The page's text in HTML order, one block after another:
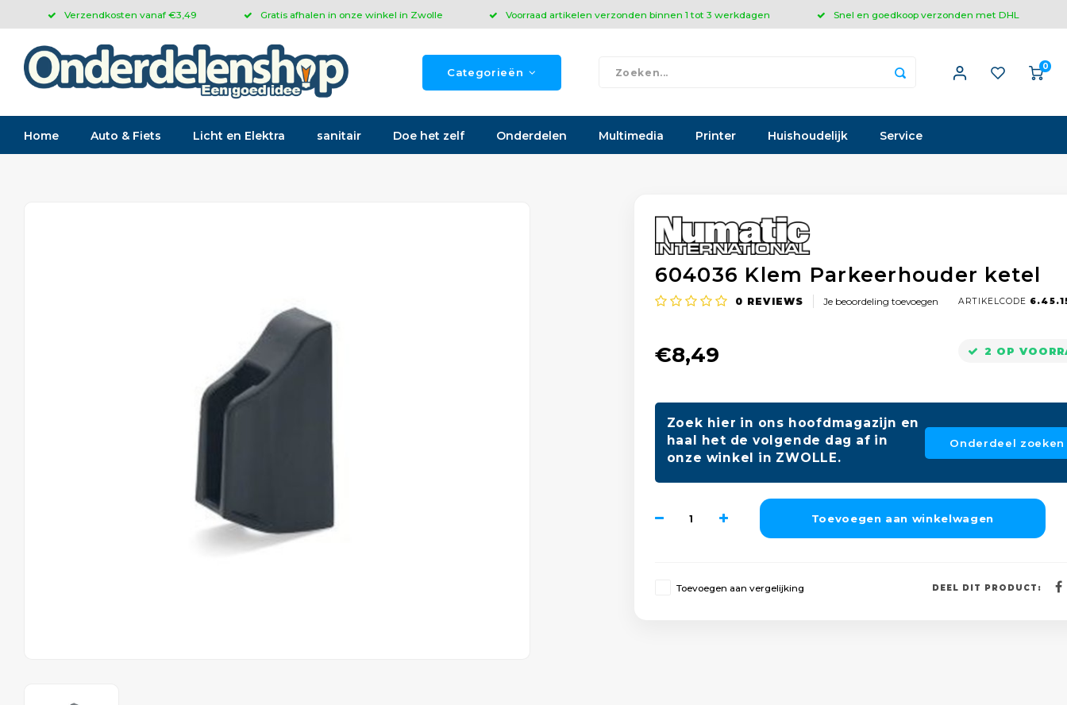
Verzendkosten vanaf €3,49 Gratis afhalen in onze winkel in Zwolle Voorraad artikelen verzonden binnen 1 tot 3 werkdagen Snel en goedkoop verzonden met DHL
Categorieën 0
Home Auto & Fiets Licht en Elektra sanitair Doe het zelf Onderdelen Multimedia Printer Huishoudelijk Service
604036 Klem Parkeerhouder ketel
0 REVIEWS Je beoordeling toevoegen ARTIKELCODE
€8,49 2 OP
Zoek hier in ons hoofdmagazijn en
haal het de volgende dag af in
onze winkel in ZWOLLE.
Onderdeel zoeken
Toevoegen aan winkelwagen
Toevoegen aan vergelijking DEEL DIT PRODUCT: